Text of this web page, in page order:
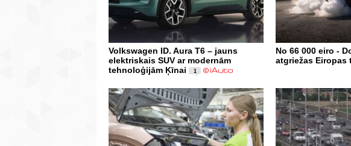
Volkswagen ID. Aura T6 – jauns
elektriskais SUV ar modernām
tehnoloģijām Ķīnai
1
No 66 000 eiro -
atgriežas Eiropas